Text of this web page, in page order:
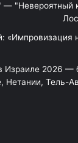
— "Невероятный
«Импровизация
Израиле 2026 —
Нетании, Тель-